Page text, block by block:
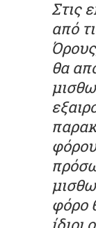
Στις
από
θα
φόρο